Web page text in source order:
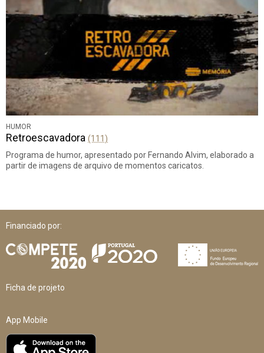
HUMOR
Retroescavadora (111)
Programa de humor, apresentado por Fernando Alvim, elaborado a
partir de imagens de arquivo de momentos caricatos.
Financiado por:
Ficha de projeto
App Mobile